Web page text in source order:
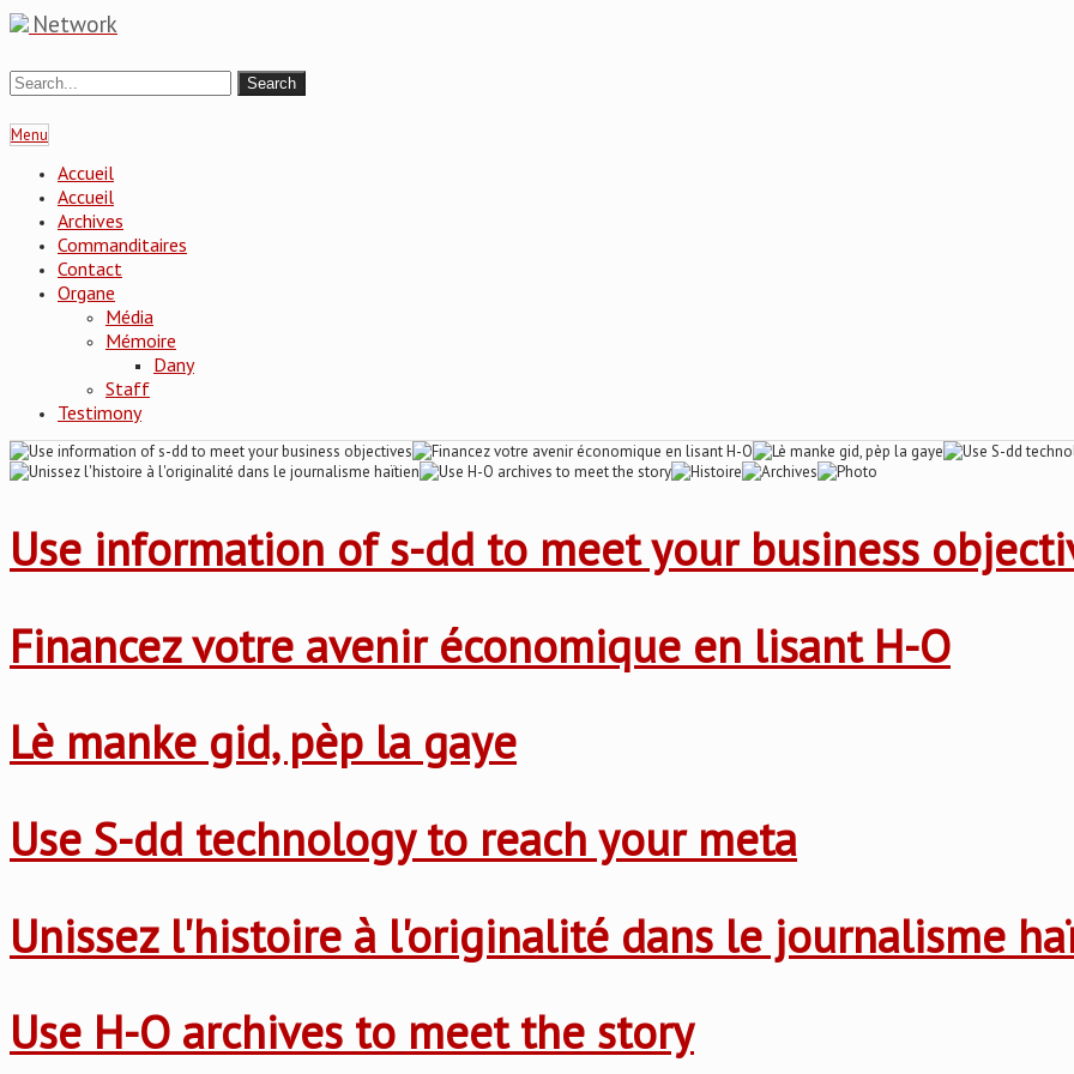
Network
Menu
Accueil
Accueil
Archives
Commanditaires
Contact
Organe
Média
Mémoire
Dany
Staff
Testimony
Use information of s-dd to meet your business
Financez votre avenir économique en lisant H-O
Lè manke gid, pèp la gaye
Use S-dd technology to reach your meta
Unissez l'histoire à l'originalité dans le journalisme
Use H-O archives to meet the story